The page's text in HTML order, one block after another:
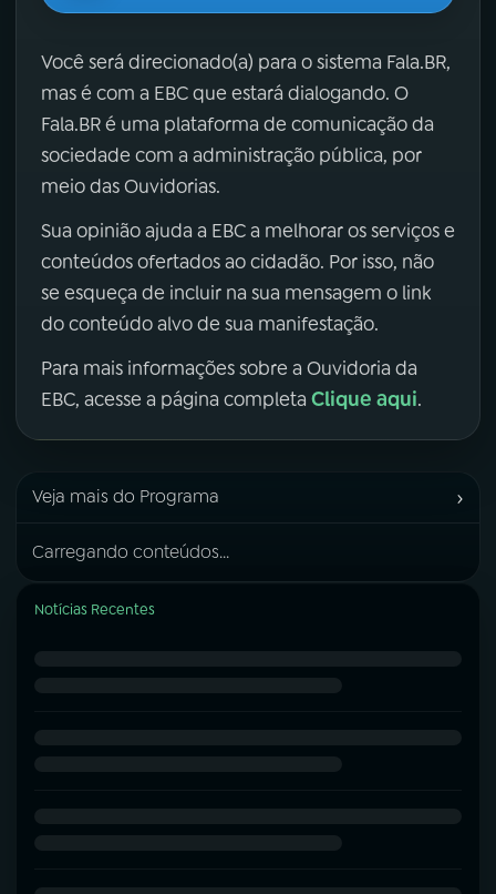
Você será direcionado(a) para o sistema Fala.BR,
mas é com a EBC que estará dialogando. O
Fala.BR é uma plataforma de comunicação da
sociedade com a administração pública, por
meio das Ouvidorias.
Sua opinião ajuda a EBC a melhorar os serviços e
conteúdos ofertados ao cidadão. Por isso, não
se esqueça de incluir na sua mensagem o link
do conteúdo alvo de sua manifestação.
Para mais informações sobre a Ouvidoria da
EBC, acesse a página completa Clique aqui.
Veja mais do Programa ›
Carregando conteúdos...
Notícias Recentes